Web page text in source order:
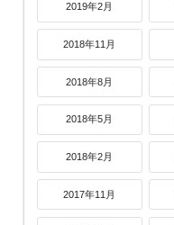
2019年2月
2018年11月
2018年8月
2018年5月
2018年2月
2017年11月